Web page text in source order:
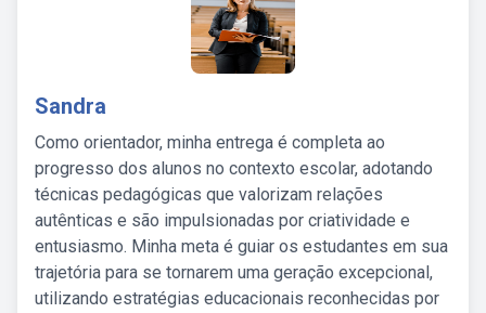
Sandra
Como orientador, minha entrega é completa ao
progresso dos alunos no contexto escolar, adotando
técnicas pedagógicas que valorizam relações
autênticas e são impulsionadas por criatividade e
entusiasmo. Minha meta é guiar os estudantes em sua
trajetória para se tornarem uma geração excepcional,
utilizando estratégias educacionais reconhecidas por